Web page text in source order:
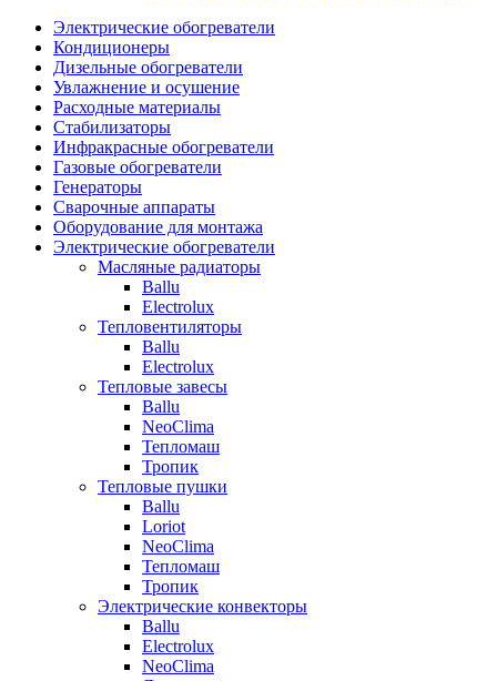
Электрические обогреватели
Кондиционеры
Дизельные обогреватели
Увлажнение и осушение
Расходные материалы
Стабилизаторы
Инфракрасные обогреватели
Газовые обогреватели
Генераторы
Сварочные аппараты
Оборудование для монтажа
Электрические обогреватели
Масляные радиаторы
Ballu
Electrolux
Тепловентиляторы
Ballu
Electrolux
Тепловые завесы
Ballu
NeoClima
Тепломаш
Тропик
Тепловые пушки
Ballu
Loriot
NeoClima
Тепломаш
Тропик
Электрические конвекторы
Ballu
Electrolux
NeoClima